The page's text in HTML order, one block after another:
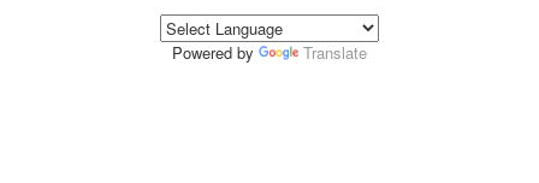
Powered by Translate